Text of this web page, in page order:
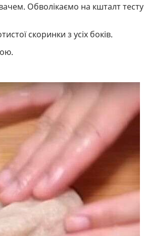
Обволікаємо на кшталт тесту
скоринки з усіх боків.